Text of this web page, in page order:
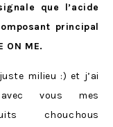
que l’acide
principal
ON ME.
milieu :) et j’ai
vous mes
chouchous